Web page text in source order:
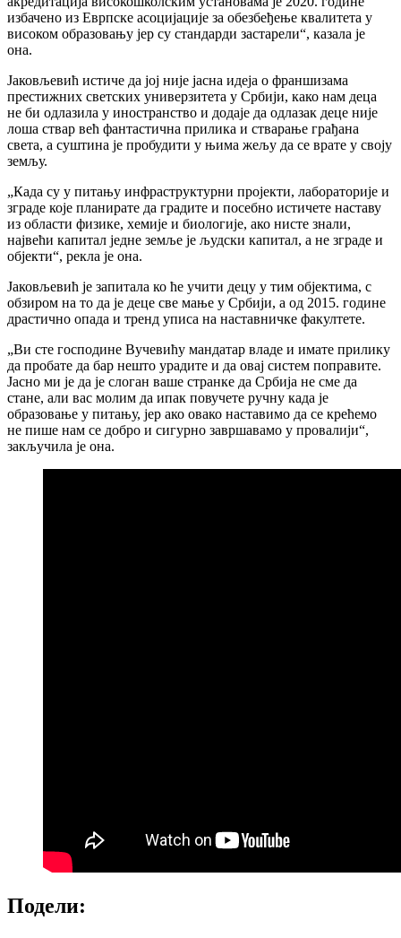
избачено из Еврпске асоцијације за обезбеђење квалитета у
високом образовању јер су стандарди застарели“, казала је
она.
Јаковљевић истиче да јој није јасна идеја о франшизама
престижних светских универзитета у Србији, како нам деца
не би одлазила у иностранство и додаје да одлазак деце није
лоша ствар већ фантастична прилика и стварање грађана
света, а суштина је пробудити у њима жељу да се врате у своју
земљу.
„Када су у питању инфраструктурни пројекти, лабораторије и
зграде које планирате да градите и посебно истичете наставу
из области физике, хемије и биологије, ако нисте знали,
највећи капитал једне земље је људски капитал, а не зграде и
објекти“, рекла је она.
Јаковљевић је запитала ко ће учити децу у тим објектима, с
обзиром на то да је деце све мање у Србији, а од 2015. године
драстично опада и тренд уписа на наставничке факултете.
„Ви сте господине Вучевићу мандатар владе и имате прилику
да пробате да бар нешто урадите и да овај систем поправите.
Јасно ми је да је слоган ваше странке да Србија не сме да
стане, али вас молим да ипак повучете ручну када је
образовање у питању, јер ако овако наставимо да се крећемо
не пише нам се добро и сигурно завршавамо у провалији“,
закључила је она.
Подели: